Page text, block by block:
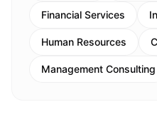
Financial Services
Human Resources
Management Consulting